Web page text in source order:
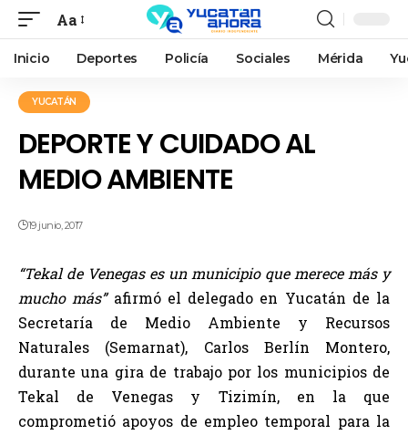
Aa
Inicio Deportes Policía Sociales Mérida
YUCATÁN
DEPORTE Y CUIDADO AL
MEDIO AMBIENTE
19 junio, 2017
“Tekal de Venegas es un municipio que merece más y
mucho más”afirmó el delegado en Yucatán de la
Secretaría de Medio Ambiente y Recursos
Naturales (Semarnat), Carlos Berlín Montero,
durante una gira de trabajo por los municipios de
Tekal de Venegas y Tizimín, en la que
comprometió apoyos de empleo temporal para la